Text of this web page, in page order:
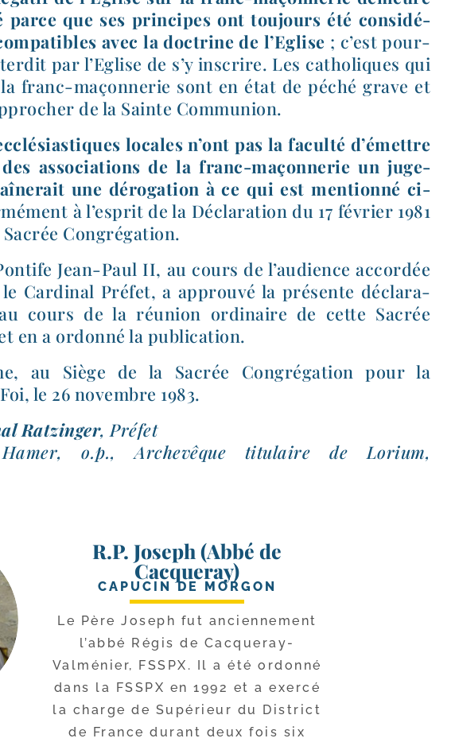
parce que ses prin­cipes ont tou­jours été consi­dé­
avec la doc­trine de l’Eglise ; c’est pour­
par l’Eglise de s’y ins­crire. Les catho­liques qui
franc-​maçonnerie sont en état de péché grave et
de la Sainte Communion.
locales n’ont pas la facul­té d’é­mettre
asso­cia­tions de la franc-​maçonnerie un juge­
une déro­ga­tion à ce qui est men­tion­né ci-​
à l’es­prit de la Déclaration du 17 février 1981
Congrégation.
Jean-​Paul II, au cours de l’au­dience accor­dée
Cardinal Préfet, a approu­vé la pré­sente décla­ra­
cours de la réunion ordi­naire de cette Sacrée
en a ordon­né la publication.
au Siège de la Sacrée Congrégation pour la
le 26 novembre 1983.
Ratzinger, Préfet
o.p., Archevêque titu­laire de Lorium,
R.P. Joseph (Abbé de
Cacqueray)
CAPUCIN DE MORGON
Le Père Joseph fut ancien­ne­ment
l’ab­bé Régis de Cacqueray-​
Valménier, FSSPX. Il a été ordon­né
dans la FSSPX en 1992 et a exer­cé
la charge de Supérieur du District
de France durant deux fois six